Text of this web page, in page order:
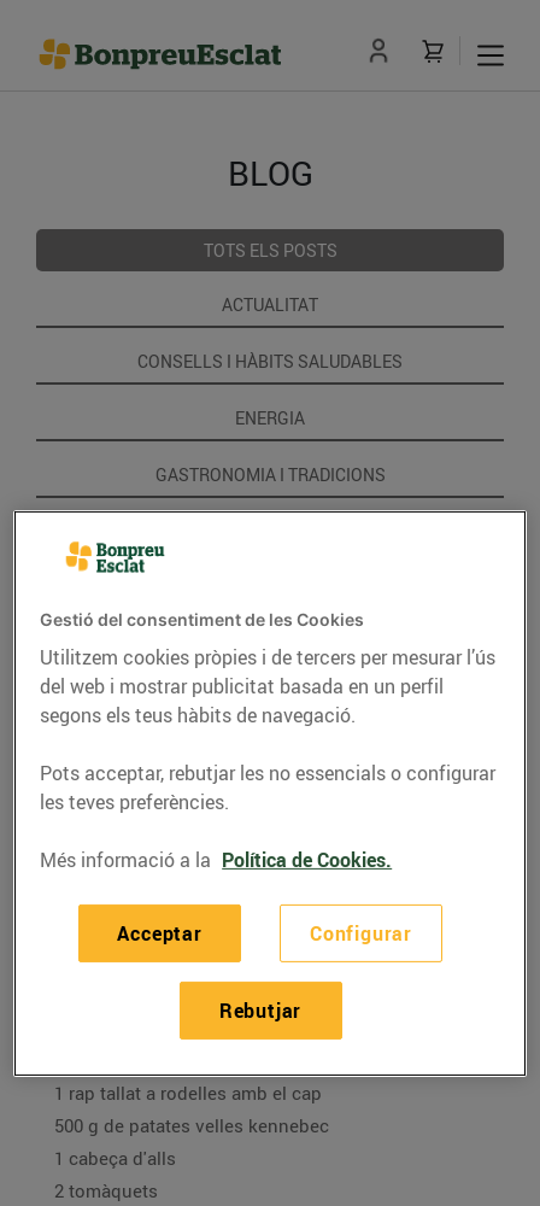
BLOG
TOTS ELS POSTS
ACTUALITAT
CONSELLS I HÀBITS SALUDABLES
ENERGIA
GASTRONOMIA I TRADICIONS
Suquet de rap i gambes
08/de novembre/2021
1 rap tallat a rodelles amb el cap
500 g de patates velles kennebec
1 cabeça d'alls
2 tomàquets
Gestió del consentiment de les Cookies
Utilitzem cookies pròpies i de tercers per mesurar l’ús
del web i mostrar publicitat basada en un perfil
segons els teus hàbits de navegació.
Pots acceptar, rebutjar les no essencials o configurar
les teves preferències.
Més informació a la Política de Cookies.
Configurar
Rebutjar
Acceptar